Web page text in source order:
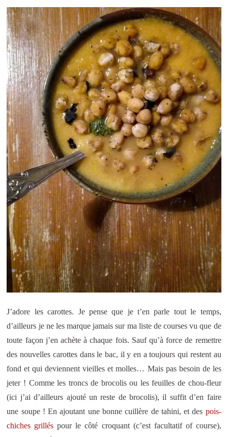
J’adore les carottes. Je pense que je t’en parle tout le temps,
d’ailleurs je ne les marque jamais sur ma liste de courses vu que de
toute façon j’en achète à chaque fois. Sauf qu’à force de remettre
des nouvelles carottes dans le bac, il y en a toujours qui restent au
fond et qui deviennent vieilles et molles… Mais pas besoin de les
jeter ! Comme les troncs de brocolis ou les feuilles de chou-fleur
(ici j’ai d’ailleurs ajouté un reste de brocolis), il suffit d’en faire
une soupe ! En ajoutant une bonne cuillère de tahini, et des pois-
chiches grillés pour le côté croquant (c’est facultatif of course),